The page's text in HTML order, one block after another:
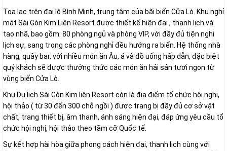
Tọa lạc trên đại lộ Bình Minh, trung tâm của bãi biển Cửa Lò. Khu nghỉ
mát Sài Gòn Kim Liên Resort được thiết kế hiện đại , thanh lịch và
tao nhã, bao gồm: 80 phòng ngủ và phòng VIP, với đầy đủ tiện nghi
lịch sự, sang trọng các phòng nghỉ đều hướng ra biển. Hệ thống nhà
hàng, quầy bar, với nhiều món ăn Âu, á và đồ uống hấp dẫn, đặc biệt
quý khách sẽ được thưởng thức các món ăn hải sản tươi ngon từ
vùng biển Cửa Lò.
Khu Du lịch Sài Gòn Kim liên Resort còn là địa điểm tổ chức hội nghị,
hội thảo ( từ 30 đến 300 chỗ ngồi ) được trang bị đầy đủ cơ sở vật
chất, trang thiết bị, âm thanh, ánh sáng hiện đại, đáp ứng yêu cầu tổ
chức hội nghị, hội thảo theo tầm cỡ Quốc tế.
Sự kết hợp hài hòa giữa phong cách hiện đại, thanh lịch cùng với